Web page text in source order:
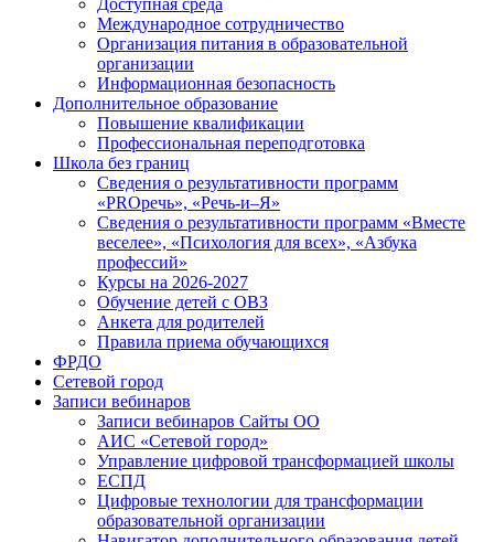
Доступная среда
Международное сотрудничество
Организация питания в образовательной
организации
Информационная безопасность
Дополнительное образование
Повышение квалификации
Профессиональная переподготовка
Школа без границ
Сведения о результативности программ
«PROречь», «Речь-и–Я»
Сведения о результативности программ «Вместе
веселее», «Психология для всех», «Азбука
профессий»
Курсы на 2026-2027
Обучение детей с ОВЗ
Анкета для родителей
Правила приема обучающихся
ФРДО
Сетевой город
Записи вебинаров
Записи вебинаров Сайты ОО
АИС «Сетевой город»
Управление цифровой трансформацией школы
ЕСПД
Цифровые технологии для трансформации
образовательной организации